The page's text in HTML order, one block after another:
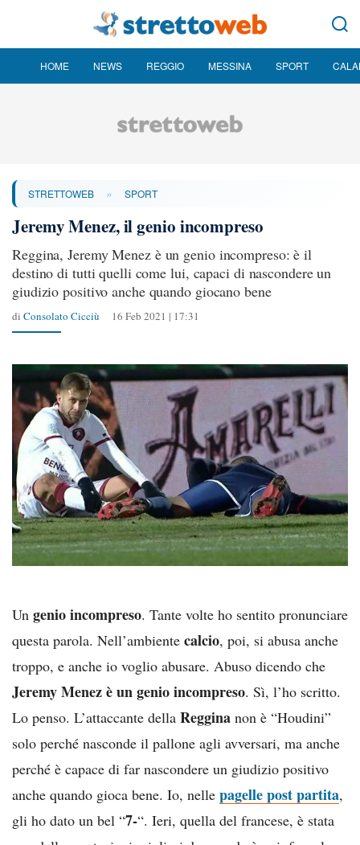
HOME NEWS REGGIO MESSINA SPORT
STRETTOWEB » SPORT
Jeremy Menez, il genio incompreso
Reggina, Jeremy Menez è un genio incompreso: è il
destino di tutti quelli come lui, capaci di nascondere un
giudizio positivo anche quando giocano bene
di Consolato Cicciù 16 Feb 2021 | 17:31
Un genio incompreso. Tante volte ho sentito pronunciare
questa parola. Nell’ambiente calcio, poi, si abusa anche
troppo, e anche io voglio abusare. Abuso dicendo che
Jeremy Menez è un genio incompreso. Sì, l’ho scritto.
Lo penso. L’attaccante della Reggina non è “Houdini”
solo perché nasconde il pallone agli avversari, ma anche
perché è capace di far nascondere un giudizio positivo
anche quando gioca bene. Io, nelle pagelle post partita,
gli ho dato un bel “7-“. Ieri, quella del francese, è stata